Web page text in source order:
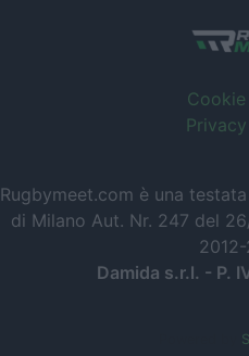
Rugbymeet.com è una
di Milano Aut. Nr. 247 del
Damida s.r.l. - P.